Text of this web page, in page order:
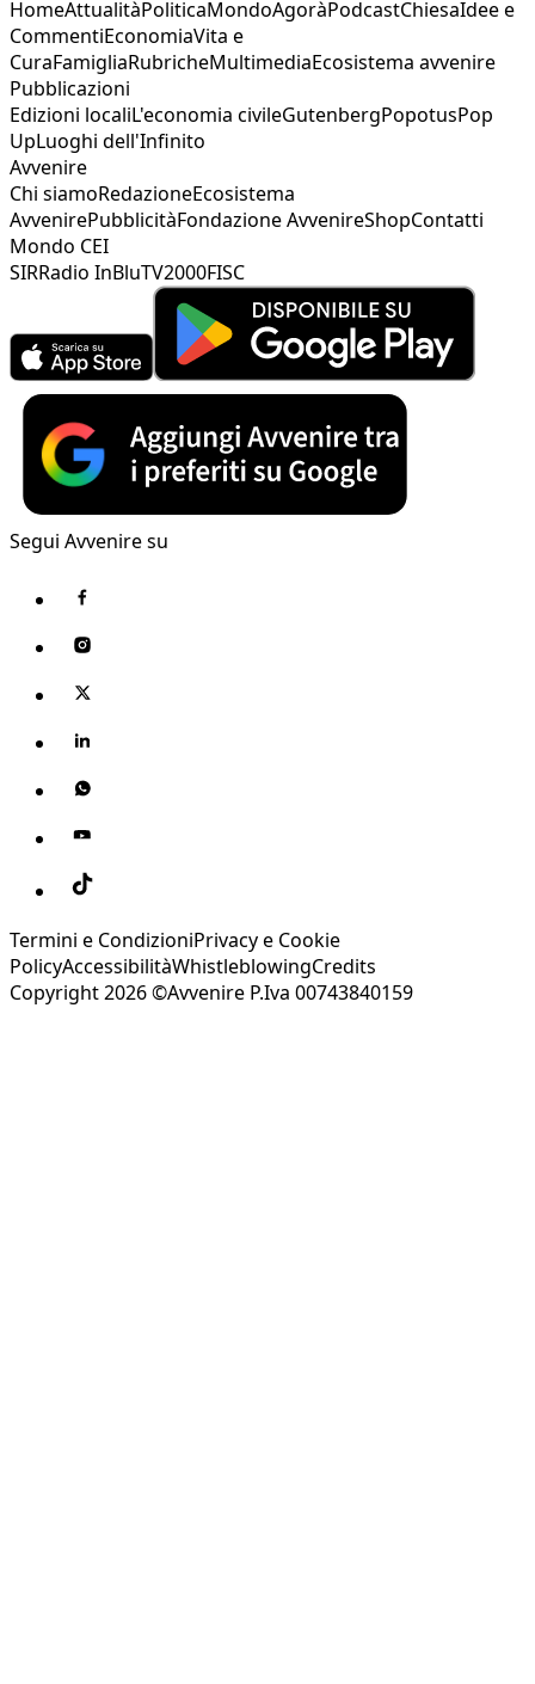
HomeAttualitàPoliticaMondoAgoràPodcastChiesaIdee e
CommentiEconomiaVita e
CuraFamigliaRubricheMultimediaEcosistema avvenire
Pubblicazioni
Edizioni localiL'economia civileGutenbergPopotusPop
UpLuoghi dell'Infinito
Avvenire
Chi siamoRedazioneEcosistema
AvvenirePubblicitàFondazione AvvenireShopContatti
Mondo CEI
SIRRadio InBluTV2000FISC
Segui Avvenire su
Termini e CondizioniPrivacy e Cookie
PolicyAccessibilitàWhistleblowingCredits
Copyright 2026 ©Avvenire P.Iva 00743840159